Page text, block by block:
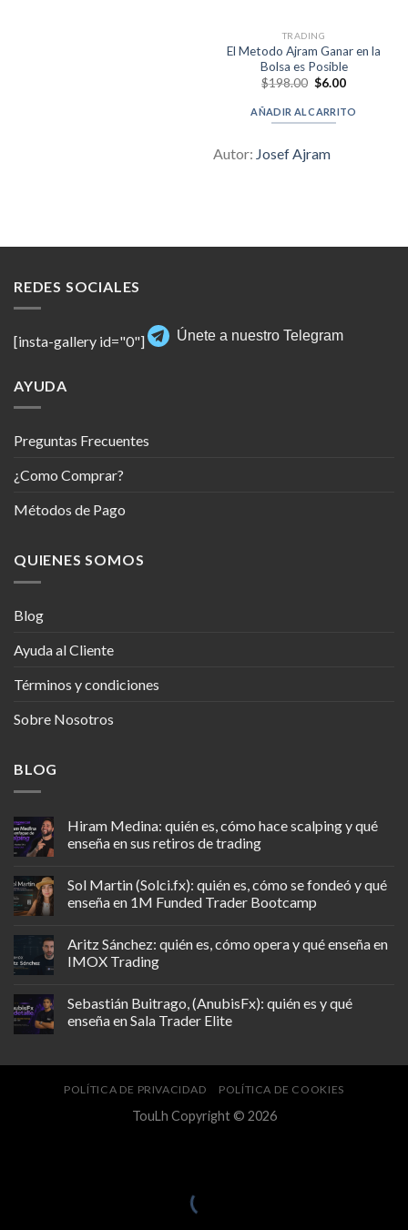
TRADING
El Metodo Ajram Ganar en la
Bolsa es Posible
$198.00 Original
was:
$198.00.
$6.00Current
is:
$6.00.
AÑADIR AL CARRITO
Autor: Josef Ajram
REDES SOCIALES
[insta-gallery id="0"] Únete a nuestro Telegram
AYUDA
Preguntas Frecuentes
¿Como Comprar?
Métodos de Pago
QUIENES SOMOS
Blog
Ayuda al Cliente
Términos y condiciones
Sobre Nosotros
BLOG
Hiram Medina: quién es, cómo hace scalping y qué
enseña en sus retiros de trading
Sol Martin (Solci.fx): quién es, cómo se fondeó y qué
enseña en 1M Funded Trader Bootcamp
Aritz Sánchez: quién es, cómo opera y qué enseña en
IMOX Trading
Sebastián Buitrago, (AnubisFx): quién es y qué
enseña en Sala Trader Elite
POLÍTICA DE PRIVACIDAD POLÍTICA DE COOKIES
TouLh Copyright © 2026